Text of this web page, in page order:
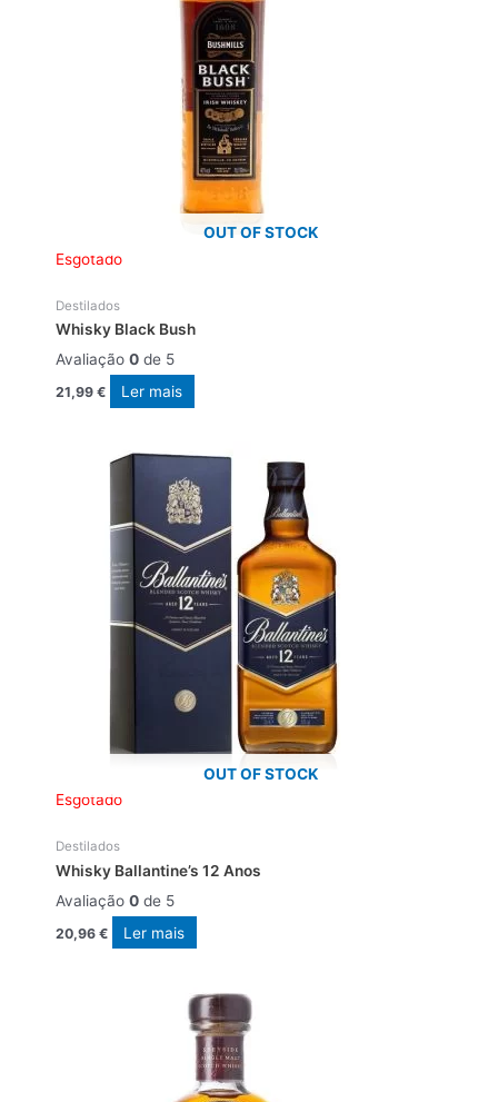
OUT OF STOCK
Esgotado
Destilados
Whisky Black Bush
Avaliação 0 de 5
21,99 € Ler mais
OUT OF STOCK
Esgotado
Destilados
Whisky Ballantine’s 12 Anos
Avaliação 0 de 5
20,96 € Ler mais